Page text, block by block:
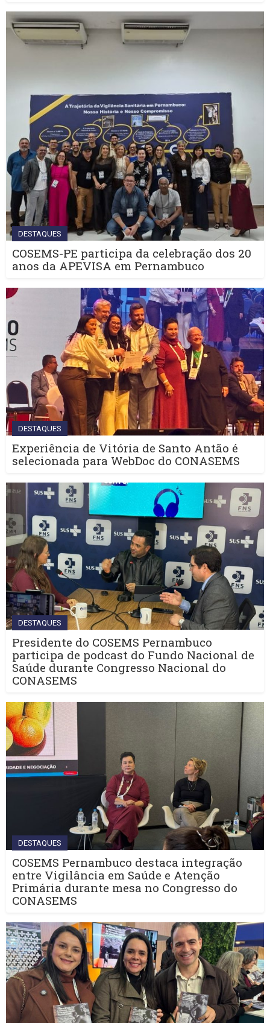
DESTAQUES
COSEMS-PE participa da celebração dos 20
anos da APEVISA em Pernambuco
DESTAQUES
Experiência de Vitória de Santo Antão é
selecionada para WebDoc do CONASEMS
DESTAQUES
Presidente do COSEMS Pernambuco
participa de podcast do Fundo Nacional de
Saúde durante Congresso Nacional do
CONASEMS
DESTAQUES
COSEMS Pernambuco destaca integração
entre Vigilância em Saúde e Atenção
Primária durante mesa no Congresso do
CONASEMS